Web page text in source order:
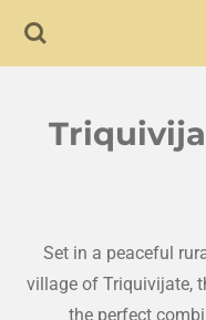
Skip
content
Set in a peaceful
village of Triquivijate,
the perfect